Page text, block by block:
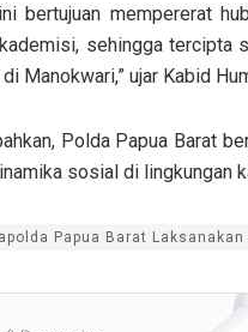
bertujuan mempererat
sehingga tercipta
Manokwari,” ujar Kabid
Polda Papua Barat
sosial di lingkungan
Papua Barat